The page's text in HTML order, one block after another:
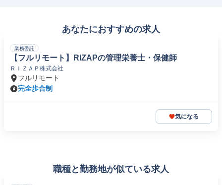
あなたにおすすめの求人
業務委託
【フルリモート】RIZAPの管理栄養士・保健師
ＲＩＺＡＰ株式会社
フルリモート
完全歩合制
気になる
職種と勤務地が似ている求人